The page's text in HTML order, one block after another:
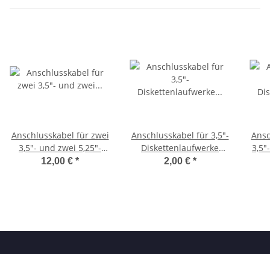
Anschlusskabel für zwei
3,5"- und zwei 5,25"-
Diskettenlaufwerke
12,00 € *
Anschlusskabel für 3,5"-
Diskettenlaufwerke
(FDD-Kabel) - gedreht
2,00 € *